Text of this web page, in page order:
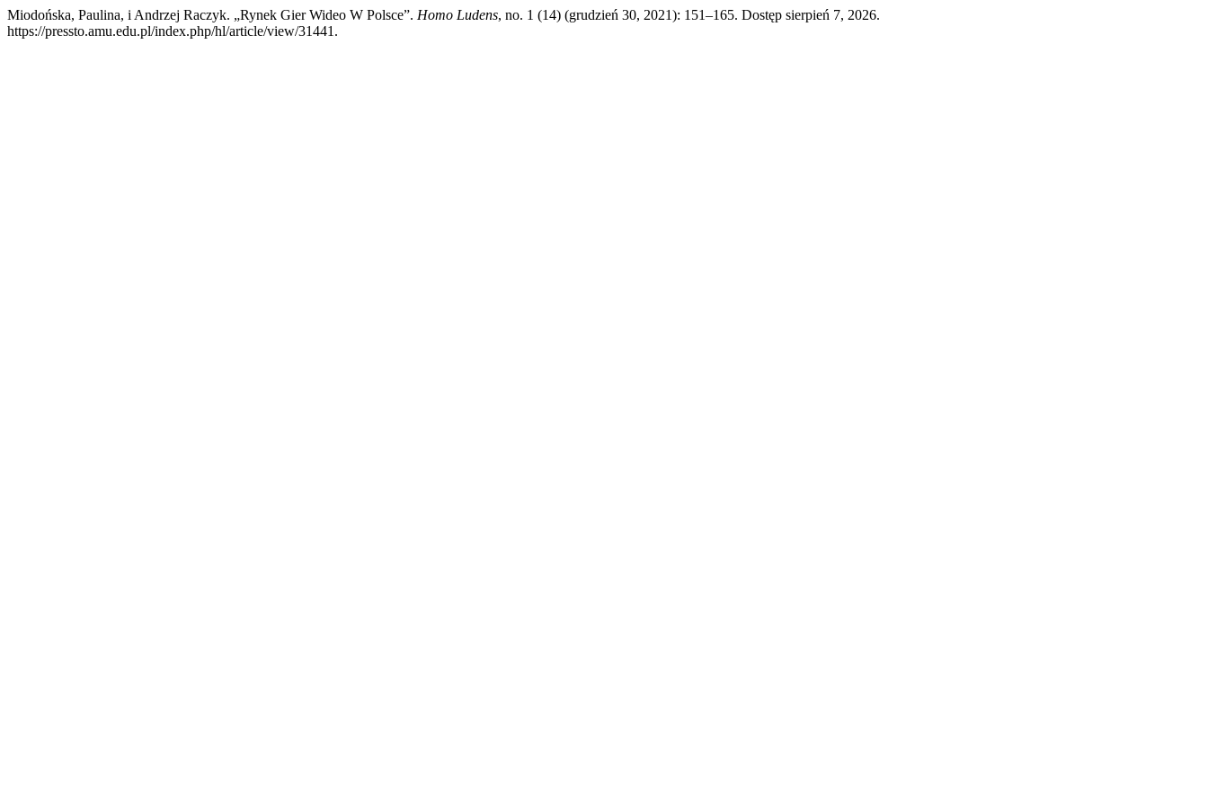
Miodońska, Paulina, i Andrzej Raczyk. „Rynek Gier Wideo W Polsce”. Homo Ludens, no. 1 (14) (grudzień 30, 2021): 151–165. Dostęp sierpień 7, 2026.
https://pressto.amu.edu.pl/index.php/hl/article/view/31441.